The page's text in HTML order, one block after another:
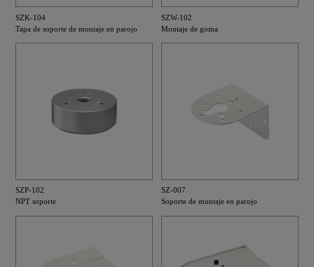
SZK-104
Tapa de soporte de montaje en parojo
SZW-102
Montaje de goma
SZP-102
NPT soporte
SZ-007
Soporte de montaje en parojo